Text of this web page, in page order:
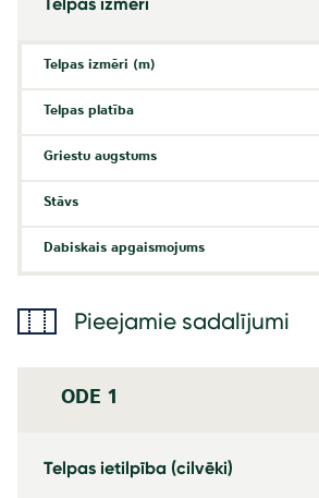
Telpas izmēri (m)
Telpas platība
Griestu augstums
Stāvs
Dabiskais apgaismojums
Pieejamie sadalījumi
ODE 1
Telpas ietilpība (cilvēki)